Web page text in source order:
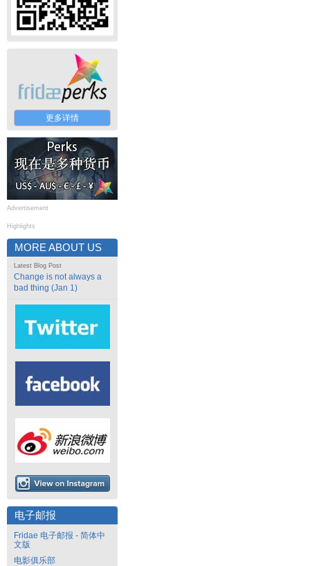
更多详情
Advertisement
Highlights
MORE ABOUT US
Latest Blog Post
Change is not always a
bad thing (Jan 1)
电子邮报
Fridae 电子邮报 - 简体中
文版
电影俱乐部